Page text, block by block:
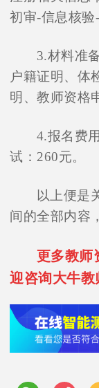
初审-信息核验
3.材料准
户籍证明、体
明、教师资格
4.报名费
试：260元。
以上便是
间的全部内容
更多教师
迎咨询大牛教